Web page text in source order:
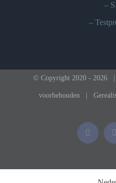
–
–
© Copyright 2020 - 2026 |
voorbehouden |
Phone